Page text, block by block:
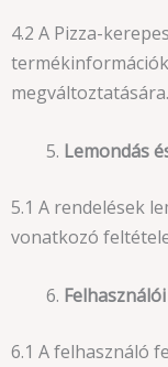
4.2 A Pizza-
megváltoztatására.
Lemondás
5.1 A rendelések
vonatkozó
6.1 A felhasználó